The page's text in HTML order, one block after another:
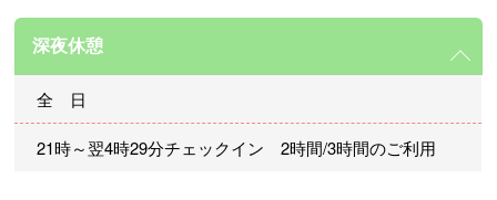
深夜休憩
全 日
21時～翌4時29分チェックイン 2時間/3時間のご利用